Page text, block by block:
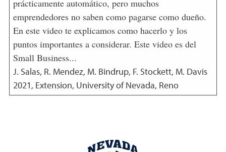
prácticamente automático, pero muchos
emprendedores no saben como pagarse como dueño.
En este video te explicamos como hacerlo y los
puntos importantes a considerar. Este video es del
Small Business...
J. Salas, R. Mendez, M. Bindrup, F. Stockett, M. Davis
2021, Extension, University of Nevada, Reno